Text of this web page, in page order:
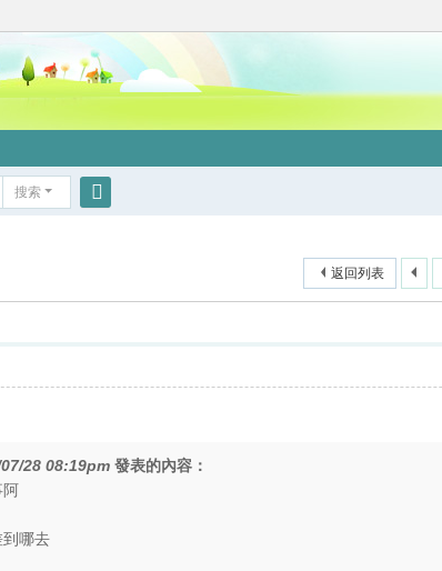
搜索
返回列表
28 08:19pm 發表的內容：
阿
哪去